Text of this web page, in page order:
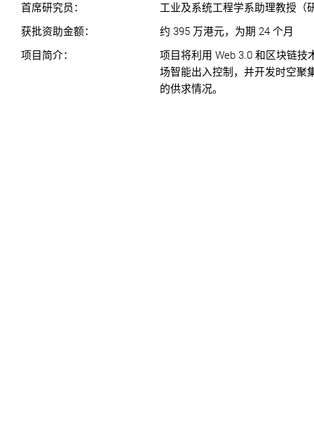
首席研究员：
工业及系统工程学系助理教授（
获批资助金额：
约 395 万港元，为期 24 个月
项目简介：
项目将利用 Web 3.0 和区块链
场智能出入控制，并开发时空聚
的供求情况。